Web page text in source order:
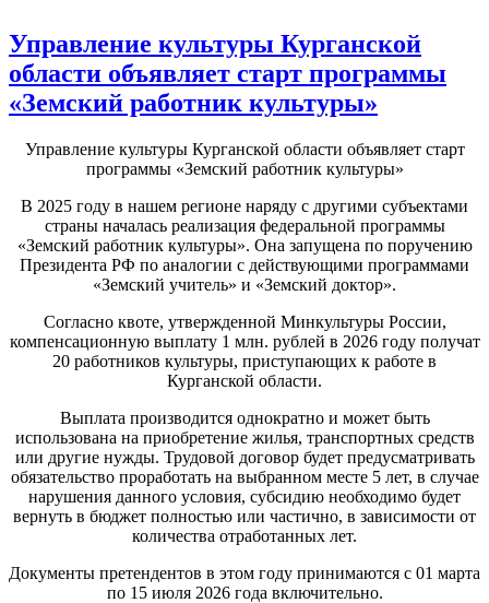
Управление культуры Курганской
области объявляет старт программы
«Земский работник культуры»
Управление культуры Курганской области объявляет старт
программы «Земский работник культуры»
В 2025 году в нашем регионе наряду с другими субъектами
страны началась реализация федеральной программы
«Земский работник культуры». Она запущена по поручению
Президента РФ по аналогии с действующими программами
«Земский учитель» и «Земский доктор».
Согласно квоте, утвержденной Минкультуры России,
компенсационную выплату 1 млн. рублей в 2026 году получат
20 работников культуры, приступающих к работе в
Курганской области.
Выплата производится однократно и может быть
использована на приобретение жилья, транспортных средств
или другие нужды. Трудовой договор будет предусматривать
обязательство проработать на выбранном месте 5 лет, в случае
нарушения данного условия, субсидию необходимо будет
вернуть в бюджет полностью или частично, в зависимости от
количества отработанных лет.
Документы претендентов в этом году принимаются с 01 марта
по 15 июля 2026 года включительно.